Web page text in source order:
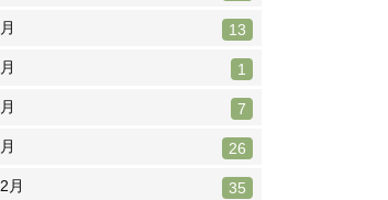
13
1
7
26
月 35